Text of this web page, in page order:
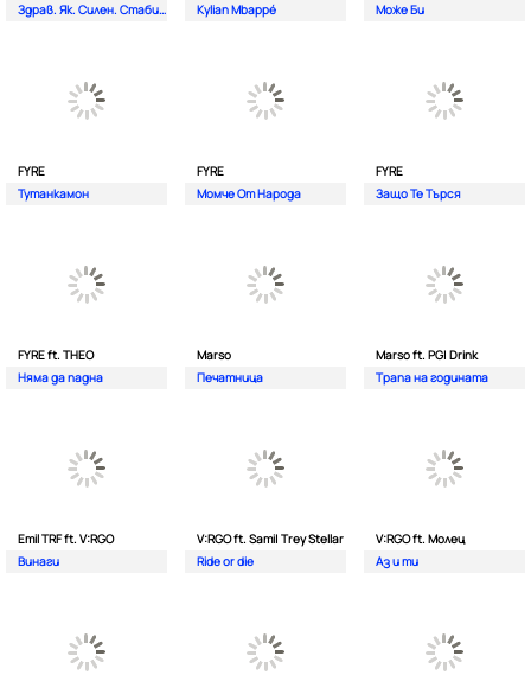
Здрав. Як. Силен. Стабилен.
Kylian Mbappé
Може Би
FYRE
Тутанкамон
FYRE
Момче От Народа
FYRE
Защо Те Търся
FYRE ft. THEO
Няма да падна
Marso
Печатница
Marso ft. PG| Drink
Трапа на годината
Emil TRF ft. V:RGO
Винаги
V:RGO ft. Sami| Trey Stellar
Ride or die
V:RGO ft. Молец
Аз и ти